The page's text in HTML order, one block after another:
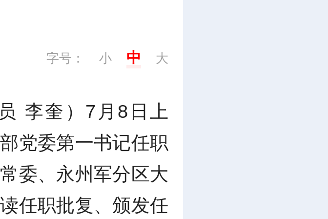
字号： 小 中 大
李奎）7月8日上
党委第一书记任职
委、永州军分区大
任职批复、颁发任